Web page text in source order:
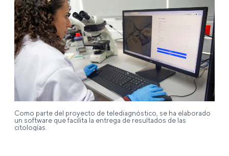
Como parte del proyecto de telediagnóstico, se ha elaborado
un software que facilita la entrega de resultados de las
citologías.